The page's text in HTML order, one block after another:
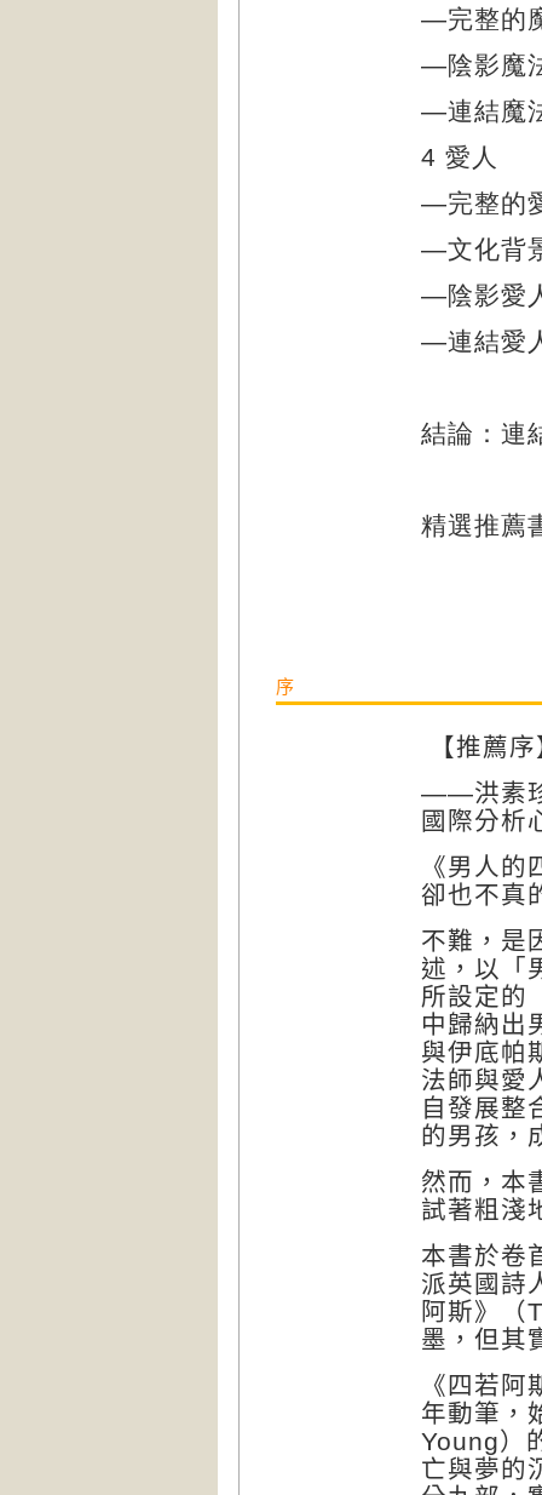
—完整的
—陰影魔
—連結魔
4 愛人
—完整的
—文化背
—陰影愛
—連結愛
結論：連
精選推薦
序
【推薦
——洪素珍
國際分析
《男人
卻也不真
不難，是
述，以「
所設定的
中歸納出
與伊底帕
法師與愛
自發展整
的男孩，
然而，本
試著粗淺
本書於卷
派英國詩
阿斯》（
墨，但其
《四若
年動筆，
Young）
亡與夢的